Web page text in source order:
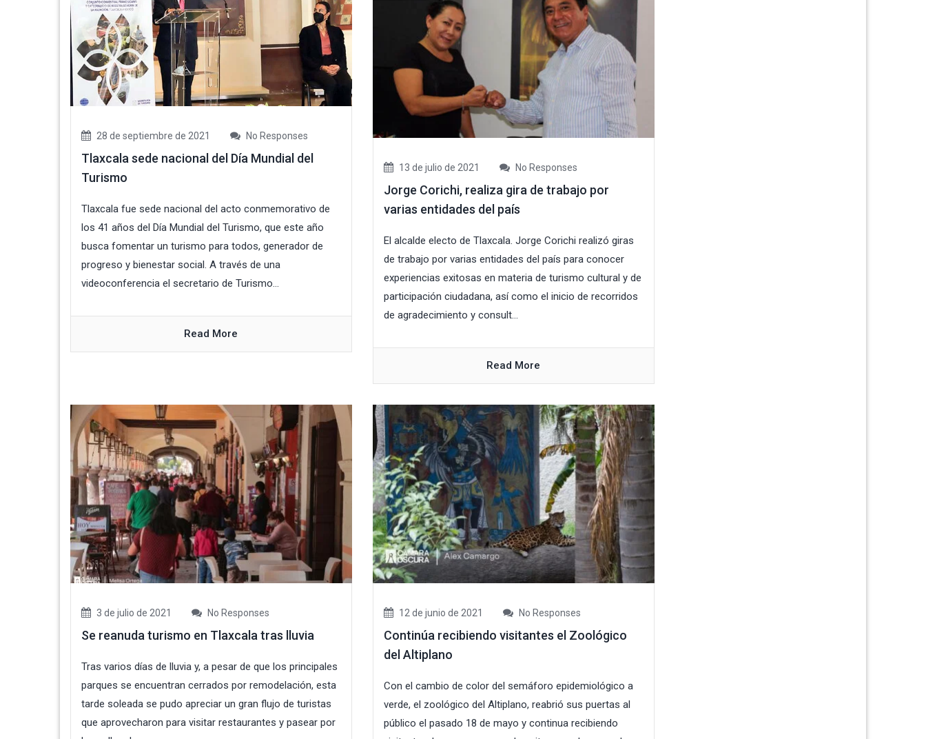
28 de septiembre de 2021 No Responses
Tlaxcala sede nacional del Día Mundial del
Turismo
Tlaxcala fue sede nacional del acto conmemorativo de
los 41 años del Día Mundial del Turismo, que este año
busca fomentar un turismo para todos, generador de
progreso y bienestar social. A través de una
videoconferencia el secretario de Turismo...
Read More
13 de julio de 2021 No Responses
Jorge Corichi, realiza gira de trabajo por
varias entidades del país
El alcalde electo de Tlaxcala. Jorge Corichi realizó giras
de trabajo por varias entidades del país para conocer
experiencias exitosas en materia de turismo cultural y de
participación ciudadana, así como el inicio de recorridos
de agradecimiento y consult...
Read More
3 de julio de 2021 No Responses
Se reanuda turismo en Tlaxcala tras lluvia
Tras varios días de lluvia y, a pesar de que los principales
parques se encuentran cerrados por remodelación, esta
tarde soleada se pudo apreciar un gran flujo de turistas
que aprovecharon para visitar restaurantes y pasear por
12 de junio de 2021 No Responses
Continúa recibiendo visitantes el Zoológico
del Altiplano
Con el cambio de color del semáforo epidemiológico a
verde, el zoológico del Altiplano, reabrió sus puertas al
público el pasado 18 de mayo y continua recibiendo